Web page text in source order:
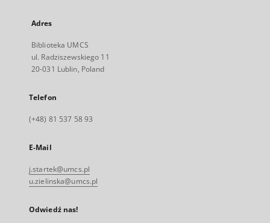
Adres
Biblioteka UMCS
ul. Radziszewskiego 11
20-031 Lublin, Poland
Telefon
(+48) 81 537 58 93
E-Mail
j.startek@umcs.pl
u.zielinska@umcs.pl
Odwiedź nas!